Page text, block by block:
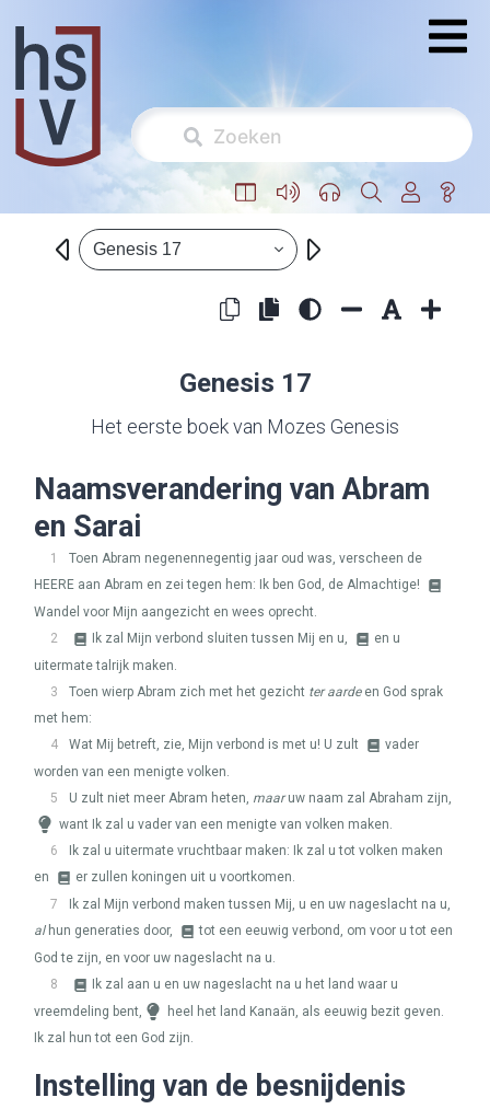
Genesis 17
Genesis 17
Het eerste boek van Mozes Genesis
Naamsverandering van Abram
en Sarai
1
Toen Abram negenennegentig jaar oud was, verscheen de
HEERE aan Abram en zei tegen hem: Ik ben God, de Almachtige!
Wandel voor Mijn aangezicht en wees oprecht.
2
Ik zal Mijn verbond sluiten tussen Mij en u,
en u
uitermate talrijk maken.
3
Toen wierp Abram zich met het gezicht ter aardeen God sprak
met hem:
4
Wat Mij betreft, zie, Mijn verbond is met u! U zult
vader
worden van een menigte volken.
5
U zult niet meer Abram heten, maaruw naam zal Abraham zijn,
want Ik zal u vader van een menigte van volken maken.
6
Ik zal u uitermate vruchtbaar maken: Ik zal u tot volken maken
en
er zullen koningen uit u voortkomen.
7
Ik zal Mijn verbond maken tussen Mij, u en uw nageslacht na u,
alhun generaties door,
tot een eeuwig verbond, om voor u tot een
God te zijn, en voor uw nageslacht na u.
8
Ik zal aan u en uw nageslacht na u het land waar u
vreemdeling bent,
heel het land Kanaän, als eeuwig bezit geven.
Ik zal hun tot een God zijn.
Instelling van de besnijdenis